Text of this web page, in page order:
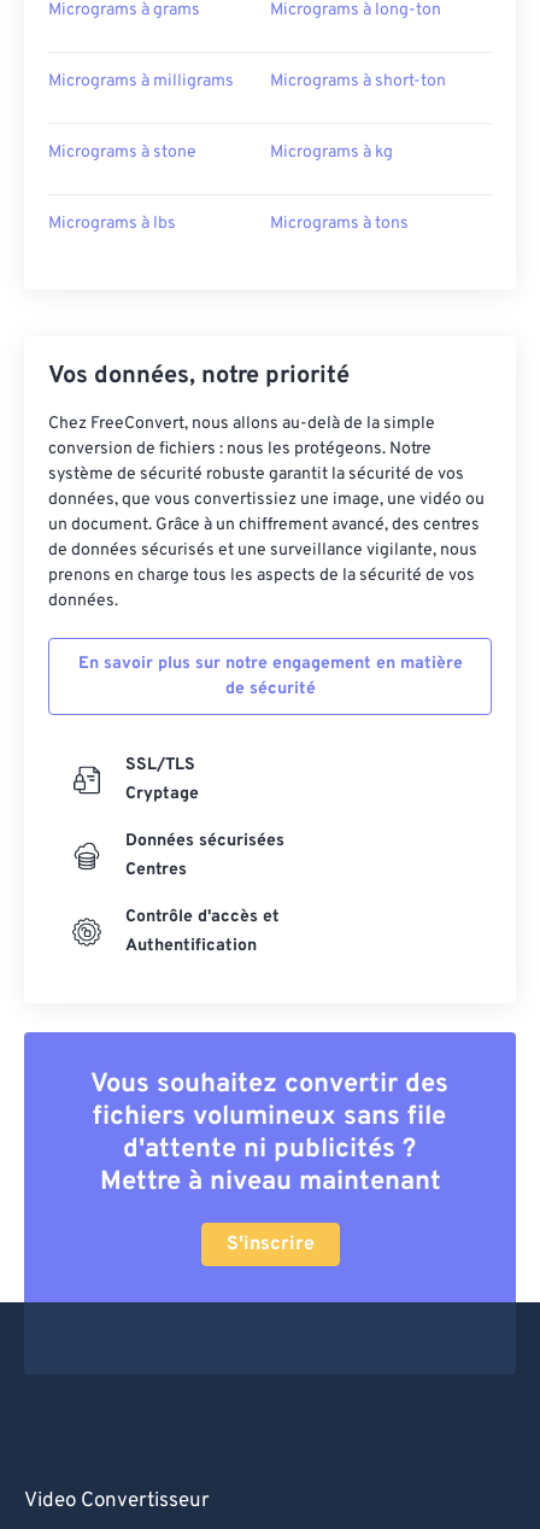
Micrograms à grams Micrograms à long-ton
Micrograms à milligrams Micrograms à short-ton
Micrograms à stone Micrograms à kg
Micrograms à lbs Micrograms à tons
Vos données, notre priorité
Chez FreeConvert, nous allons au-delà de la simple
conversion de fichiers : nous les protégeons. Notre
système de sécurité robuste garantit la sécurité de vos
données, que vous convertissiez une image, une vidéo ou
un document. Grâce à un chiffrement avancé, des centres
de données sécurisés et une surveillance vigilante, nous
prenons en charge tous les aspects de la sécurité de vos
données.
En savoir plus sur notre engagement en matière
de sécurité
SSL/TLS
Cryptage
Données sécurisées
Centres
Contrôle d'accès et
Authentification
Vous souhaitez convertir des
fichiers volumineux sans file
d'attente ni publicités ?
Mettre à niveau maintenant
S'inscrire
Video Convertisseur